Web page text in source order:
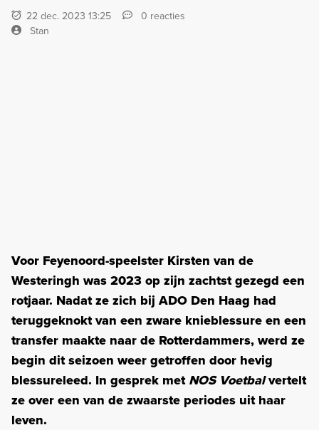
22 dec. 2023 13:25
0 reacties
Stan
Voor Feyenoord-speelster Kirsten van de
Westeringh was 2023 op zijn zachtst gezegd een
rotjaar. Nadat ze zich bij ADO Den Haag had
teruggeknokt van een zware knieblessure en een
transfer maakte naar de Rotterdammers, werd ze
begin dit seizoen weer getroffen door hevig
blessureleed. In gesprek metNOS Voetbalvertelt
ze over een van de zwaarste periodes uit haar
leven.